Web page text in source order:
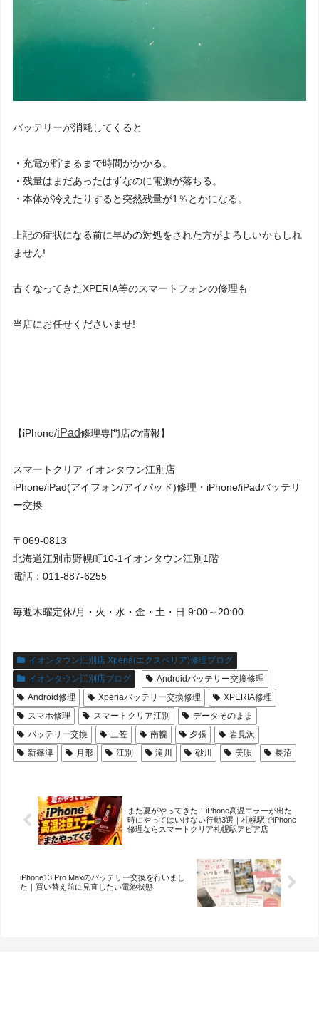
バッテリーが消耗してくると
・充電が貯まるまで時間がかかる。
・残量はまだあったはずなのに電源が落ちる。
・本体が冷えたりすると突然残量が1％とかになる。
上記の症状になる前に早めの対処をされた方がよろしいかもしれ
ません!
古くなってきたXPERIA等のスマートフォンの修理も
当店にお任せくださいませ!
【iPhone/iPad修理専門店の情報】
スマートクリア イオンタウン江別店
iPhone/iPad(アイフォン/アイパッド)修理・iPhone/iPadバッテリ
ー交換
〒069-0813
北海道江別市野幌町10-1イオンタウン江別1階
電話：011-887-6255
毎週木曜定休/月・火・水・金・土・日 9:00～20:00
イオンタウン江別店 Xperia(エクスペリア)修理ブログ
イオンタウン江別店ブログ
Androidバッテリー交換修理
Android修理
Xperiaバッテリー交換修理
XPERIA修理
スマホ修理
スマートクリア江別
データそのまま
バッテリー交換
三笠 南幌 夕張
岩見沢
新篠津
月形 江別 滝川 砂川 美唄 長沼
また夏がやってきた！iPhone高温エラーが出た
時にやってはいけない行動3選｜札幌駅でiPhone
修理ならスマートクリア札幌駅アピア店
iPhone13 Pro Maxのバッテリー交換を行いまし
た｜買い替え前に見直したい電池状態